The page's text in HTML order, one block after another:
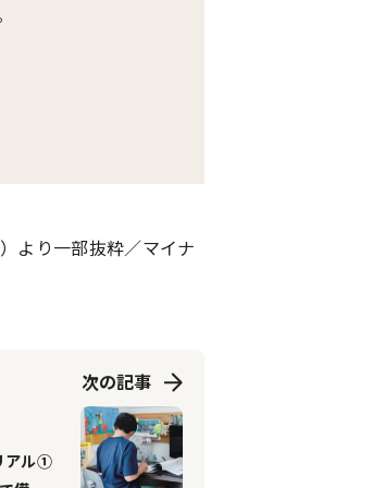
より一部抜粋／マイナ
次の記事
アル①